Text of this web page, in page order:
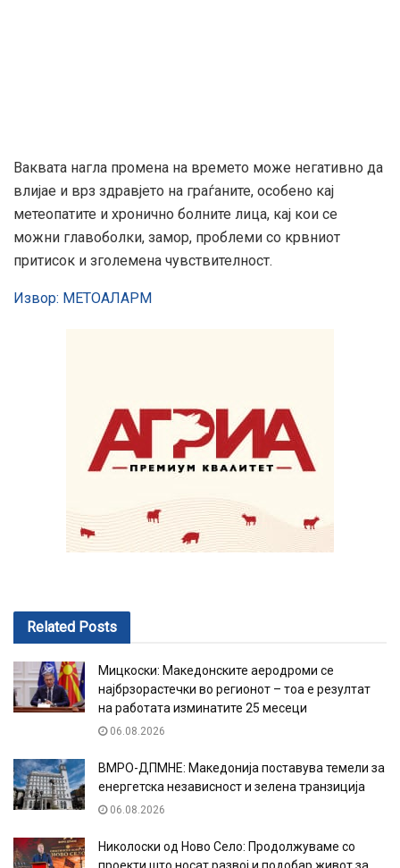
Ваквата нагла промена на времето може негативно да
влијае и врз здравјето на граѓаните, особено кај
метеопатите и хронично болните лица, кај кои се
можни главоболки, замор, проблеми со крвниот
притисок и зголемена чувствителност.
Извор: МЕТОАЛАРМ
Related Posts
Мицкоски: Македонските аеродроми се
најбрзорастечки во регионот – тоа е резултат
на работата изминатите 25 месеци
06.08.2026
ВМРО-ДПМНЕ: Македонија поставува темели за
енергетска независност и зелена транзиција
06.08.2026
Николоски од Ново Село: Продолжуваме со